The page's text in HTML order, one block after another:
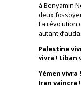
à Benyamin
deux
La révolution
autant
Palestine
vivra ! Liban
Yémen vivra
Iran vaincra !